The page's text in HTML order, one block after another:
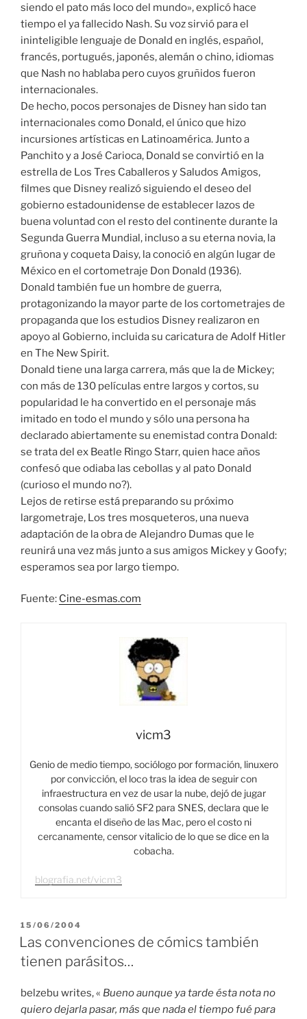
siendo el pato más loco del mundo», explicó hace
tiempo el ya fallecido Nash. Su voz sirvió para el
ininteligible lenguaje de Donald en inglés, español,
francés, portugués, japonés, alemán o chino, idiomas
que Nash no hablaba pero cuyos gruñidos fueron
internacionales.
De hecho, pocos personajes de Disney han sido tan
internacionales como Donald, el único que hizo
incursiones artísticas en Latinoamérica. Junto a
Panchito y a José Carioca, Donald se convirtió en la
estrella de Los Tres Caballeros y Saludos Amigos,
filmes que Disney realizó siguiendo el deseo del
gobierno estadounidense de establecer lazos de
buena voluntad con el resto del continente durante la
Segunda Guerra Mundial, incluso a su eterna novia, la
gruñona y coqueta Daisy, la conoció en algún lugar de
México en el cortometraje Don Donald (1936).
Donald también fue un hombre de guerra,
protagonizando la mayor parte de los cortometrajes de
propaganda que los estudios Disney realizaron en
apoyo al Gobierno, incluida su caricatura de Adolf Hitler
en The New Spirit.
Donald tiene una larga carrera, más que la de Mickey;
con más de 130 películas entre largos y cortos, su
popularidad le ha convertido en el personaje más
imitado en todo el mundo y sólo una persona ha
declarado abiertamente su enemistad contra Donald:
se trata del ex Beatle Ringo Starr, quien hace años
confesó que odiaba las cebollas y al pato Donald
(curioso el mundo no?).
Lejos de retirse está preparando su próximo
largometraje, Los tres mosqueteros, una nueva
adaptación de la obra de Alejandro Dumas que le
reunirá una vez más junto a sus amigos Mickey y Goofy;
esperamos sea por largo tiempo.
Fuente: Cine-esmas.com
vicm3
Genio de medio tiempo, sociólogo por formación, linuxero
por convicción, el loco tras la idea de seguir con
infraestructura en vez de usar la nube, dejó de jugar
consolas cuando salió SF2 para SNES, declara que le
encanta el diseño de las Mac, pero el costo ni
cercanamente, censor vitalicio de lo que se dice en la
cobacha.
blografia.net/vicm3
PUBLICADO
EL
15/06/2004
Las convenciones de cómics también
tienen parásitos…
belzebu writes, « Bueno aunque ya tarde ésta nota no
quiero dejarla pasar, más que nada el tiempo fué para